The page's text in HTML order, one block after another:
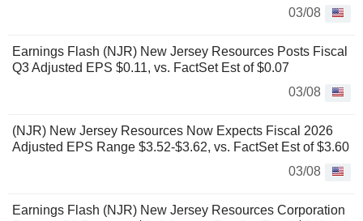
03/08
Earnings Flash (NJR) New Jersey Resources Posts Fiscal
Q3 Adjusted EPS $0.11, vs. FactSet Est of $0.07
03/08
(NJR) New Jersey Resources Now Expects Fiscal 2026
Adjusted EPS Range $3.52-$3.62, vs. FactSet Est of $3.60
03/08
Earnings Flash (NJR) New Jersey Resources Corporation